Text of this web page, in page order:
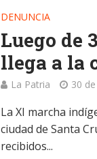
DENUNCIA
Luego de
llega a la
La Patria 30
La XI marcha
ciudad de Santa
recibidos...